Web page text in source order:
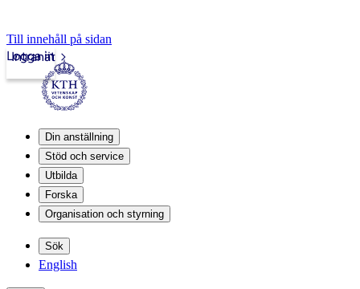
Till innehåll på sidan
Intranät
Logga in
Din anställning
Stöd och service
Utbilda
Forska
Organisation och styrning
Sök
English